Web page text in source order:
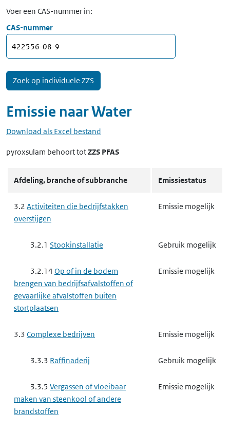
Voer een CAS-nummer in:
CAS-nummer
Emissie naarWater
Download als Excel bestand
pyroxsulam behoort totZZS PFAS
Afdeling, branche of subbranche Emissiestatus
3.2 Activiteiten die bedrijfstakken
overstijgen
Emissie mogelijk
3.2.1 Stookinstallatie Gebruik mogelijk
3.2.14 Op of in de bodem
brengen van bedrijfsafvalstoffen of
gevaarlijke afvalstoffen buiten
stortplaatsen
Emissie mogelijk
3.3 Complexe bedrijven Emissie mogelijk
3.3.3 Raffinaderij Gebruik mogelijk
3.3.5 Vergassen of vloeibaar
maken van steenkool of andere
brandstoffen
Emissie mogelijk